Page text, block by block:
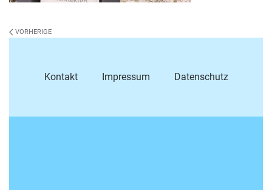
VORHERIGE
Kontakt Impressum Datenschutz